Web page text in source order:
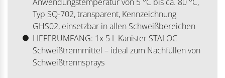
Typ SQ-702, transparent, Kennzeichnung
GHS02, einsetzbar in allen Schweißbereichen
LIEFERUMFANG: 1x 5 L Kanister STALOC
Schweißtrennmittel – ideal zum Nachfüllen von
Schweißtrennsprays